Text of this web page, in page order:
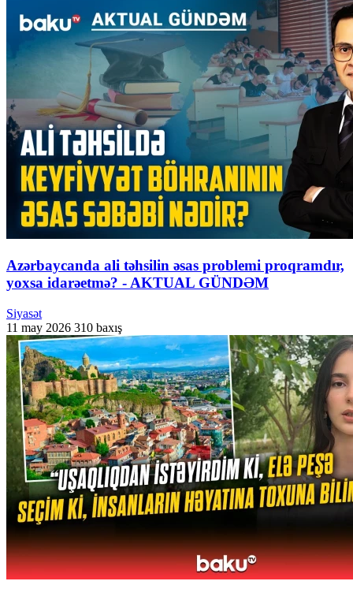
Azərbaycanda ali təhsilin əsas problemi proqramdır,
yoxsa idarəetmə? - AKTUAL GÜNDƏM
Siyasət
11 may 2026 310 baxış